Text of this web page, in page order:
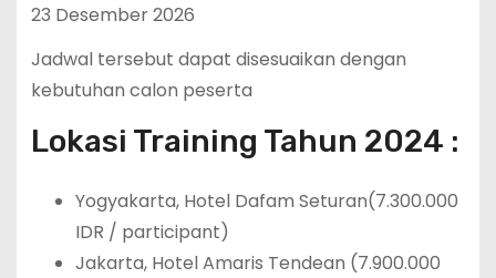
23 Desember 2026
Jadwal tersebut dapat disesuaikan dengan
kebutuhan calon peserta
Lokasi Training Tahun 2024 :
Yogyakarta, Hotel Dafam Seturan(7.300.000
IDR / participant)
Jakarta, Hotel Amaris Tendean (7.900.000